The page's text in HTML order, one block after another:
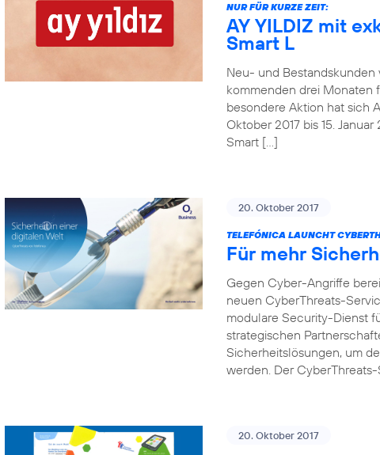
NUR FÜR KURZE ZEIT:
AY YILDIZ mit
Smart L
Neu- und Bestandskunden
kommenden drei Monaten
besondere Aktion hat sich
Oktober 2017 bis 15.
Smart […]
20. Oktober 2017
TELEFÓNICA LAUNCHT
Für mehr
Gegen Cyber-Angriffe
neuen CyberThreats-
modulare Security-Dienst
strategischen
Sicherheitslösungen, um
werden. Der
20. Oktober 2017